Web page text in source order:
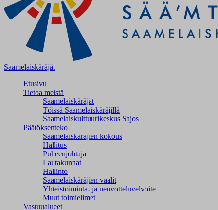
Saamelaiskäräjät
Etusivu
Tietoa meistä
Saamelaiskäräjät
Töissä Saamelaiskäräjillä
Saamelaiskulttuuri­keskus Sajos
Päätöksenteko
Saamelaiskäräjien kokous
Hallitus
Puheenjohtaja
Lautakunnat
Hallinto
Saamelaiskäräjien vaalit
Yhteistoiminta- ja neuvotteluvelvoite
Muut toimielimet
Vastuualueet